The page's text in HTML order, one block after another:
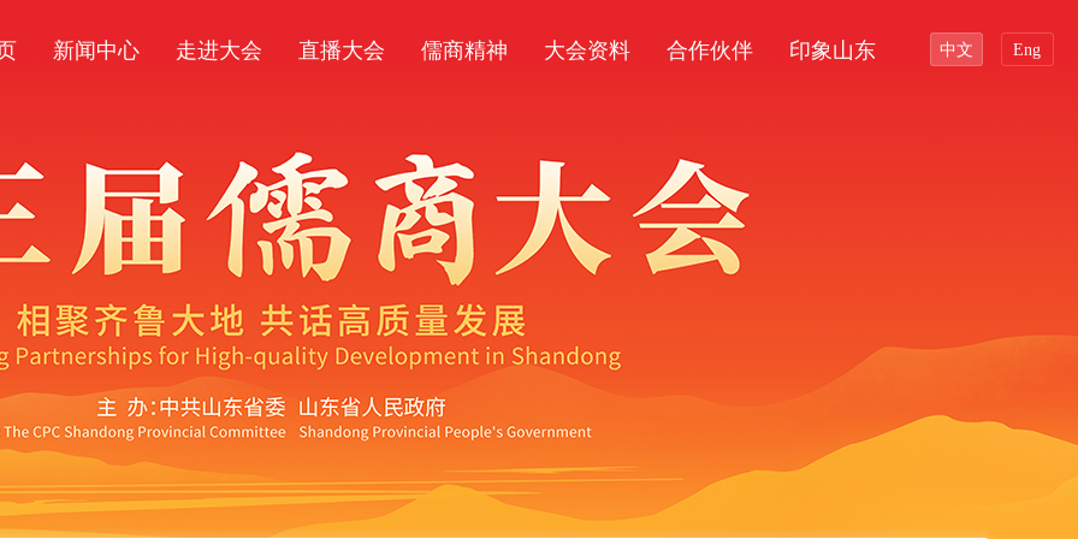
新闻中心
新闻资讯
走进大会
直播大会 儒商精神 大会资料 合作伙伴 印象山东 中文 Eng